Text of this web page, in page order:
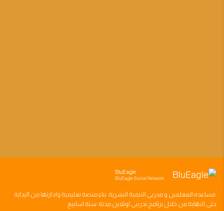
BluEagle
BluEagle Social Network
مساعده المعلمين ومدربي التنميه البشريه بناءمنصه تعليميه وادارتها من البدايه
حتى النهايه من خلال برنامج تدريبي اونلاين مدته سته اسابيع